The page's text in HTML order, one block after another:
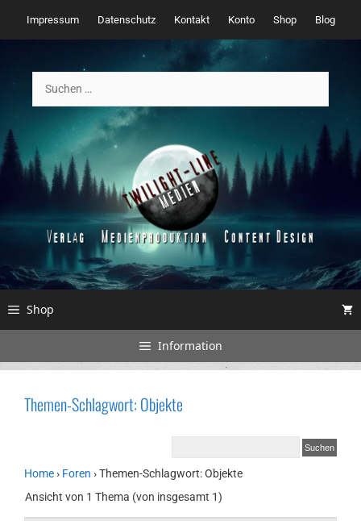
Inhalt
springen
Impressum Datenschutz Kontakt Konto Shop Blog
nach:
Shop
Information
Themen-Schlagwort: Objekte
Home› Foren ›Themen-Schlagwort: Objekte
Ansicht von 1 Thema (von insgesamt 1)